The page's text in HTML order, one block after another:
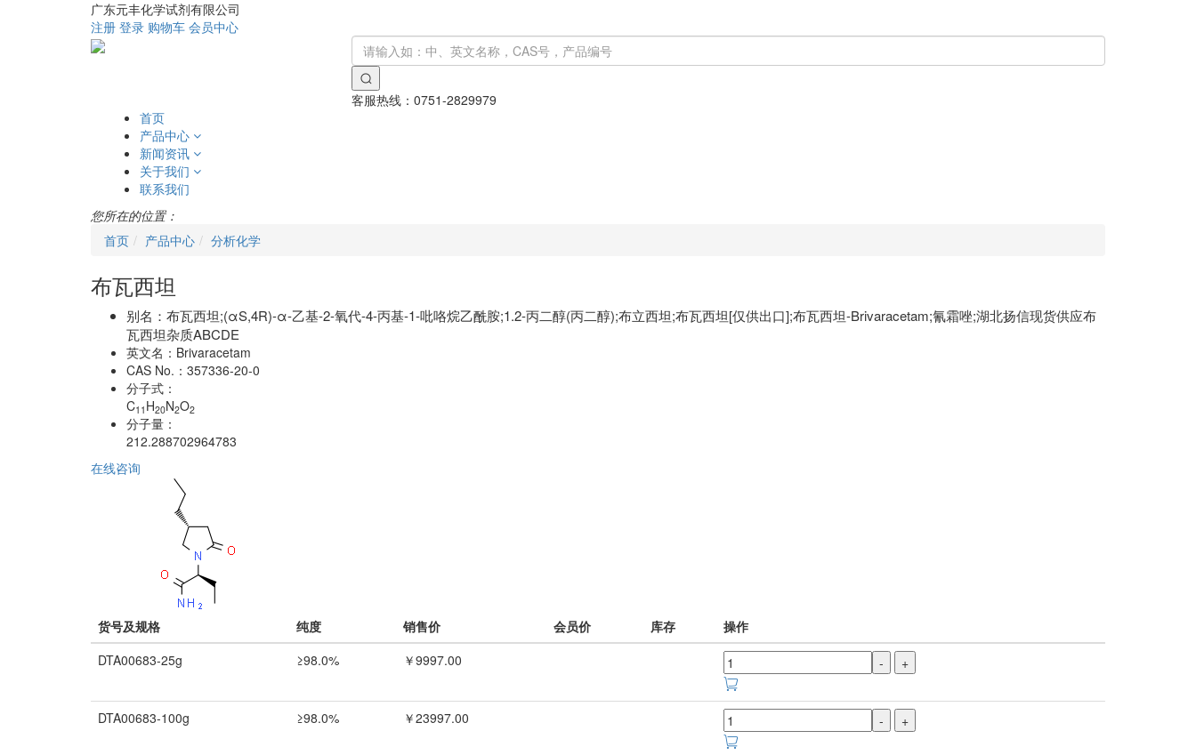
广东元丰化学试剂有限公司
注册 登录 购物车 会员中心
客服热线： 0751-2829979
首页
产品中心
新闻资讯
关于我们
联系我们
您所在的位置：
首页
产品中心 分析化学
布瓦西坦
别名： 布瓦西坦;(αS,4R)-α-乙基-2-氧代-4-丙基-1-吡咯烷乙酰胺;1.2-丙二醇(丙二醇);布立西坦;布瓦西坦[仅供出口];布瓦西坦-Brivaracetam;氰霜唑;湖北扬信现货供应布
瓦西坦杂质ABCDE
英文名： Brivaracetam
CAS No.： 357336-20-0
分子式：
C11 H20N2O2
分子量：
212.288702964783
在线咨询
货号及规格 纯度 销售价 会员价 库存
操作
DTA00683-25g
≥98.0% ￥9997.00 - +
DTA00683-100g ≥98.0% ￥23997.00 - +